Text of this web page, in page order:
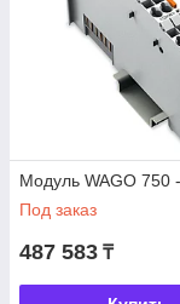
Модуль WAGO 750
Под заказ
487 583 ₸